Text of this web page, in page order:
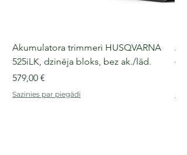
Akumulatora trimmeri HUSQVARNA
525iLK, dzinēja bloks, bez ak./lād.
Cena
579,00 €
Sazinies par piegādi